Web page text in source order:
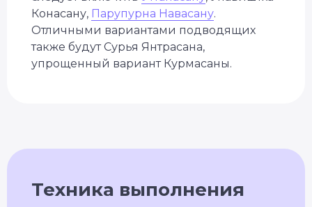
Конасану, Парупурна Навасану.
Отличными вариантами подводящих
также будут Сурья Янтрасана,
упрощенный вариант Курмасаны.
Техника выполнения